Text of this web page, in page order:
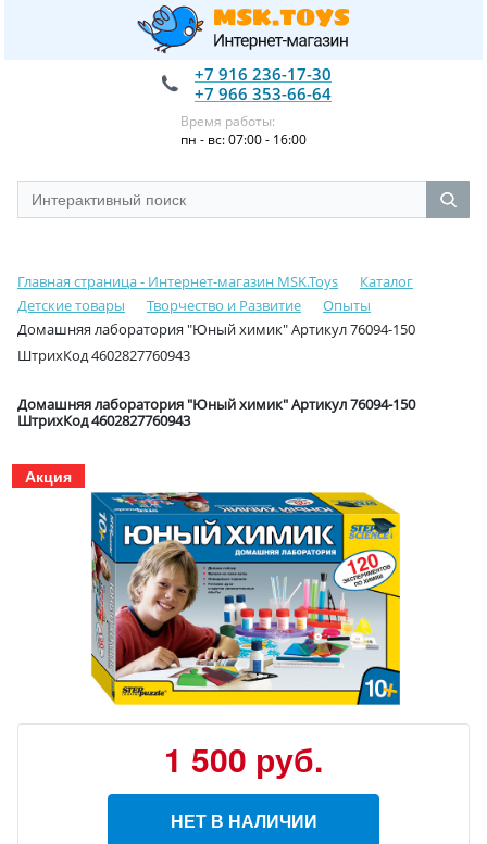
+7 916 236-17-30
+7 966 353-66-64
Время работы:
пн - вс: 07:00 - 16:00
Главная страница - Интернет-магазин MSK.Toys
Каталог
Детские товары
Творчество и Развитие
Опыты
Домашняя лаборатория "Юный химик" Артикул 76094-150
ШтрихКод 4602827760943
Домашняя лаборатория "Юный химик" Артикул 76094-150
ШтрихКод 4602827760943
Акция
1 500 руб.
НЕТ В НАЛИЧИИ